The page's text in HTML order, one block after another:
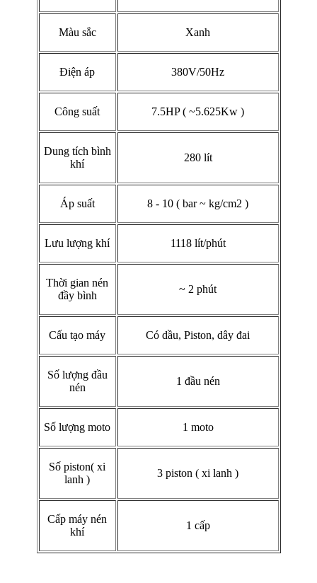
Màu sắc Xanh
Điện áp 380V/50Hz
Công suất 7.5HP ( ~5.625Kw )
Dung tích bình
khí
280 lít
Áp suất 8 - 10 ( bar ~ kg/cm2 )
Lưu lượng khí 1118 lít/phút
Thời gian nén
đầy bình
~ 2 phút
Cấu tạo máy Có dầu, Piston, dây đai
Số lượng đầu
nén
1 đầu nén
Số lượng moto 1 moto
Số piston( xi
lanh )
3 piston ( xi lanh )
Cấp máy nén
khí
1 cấp